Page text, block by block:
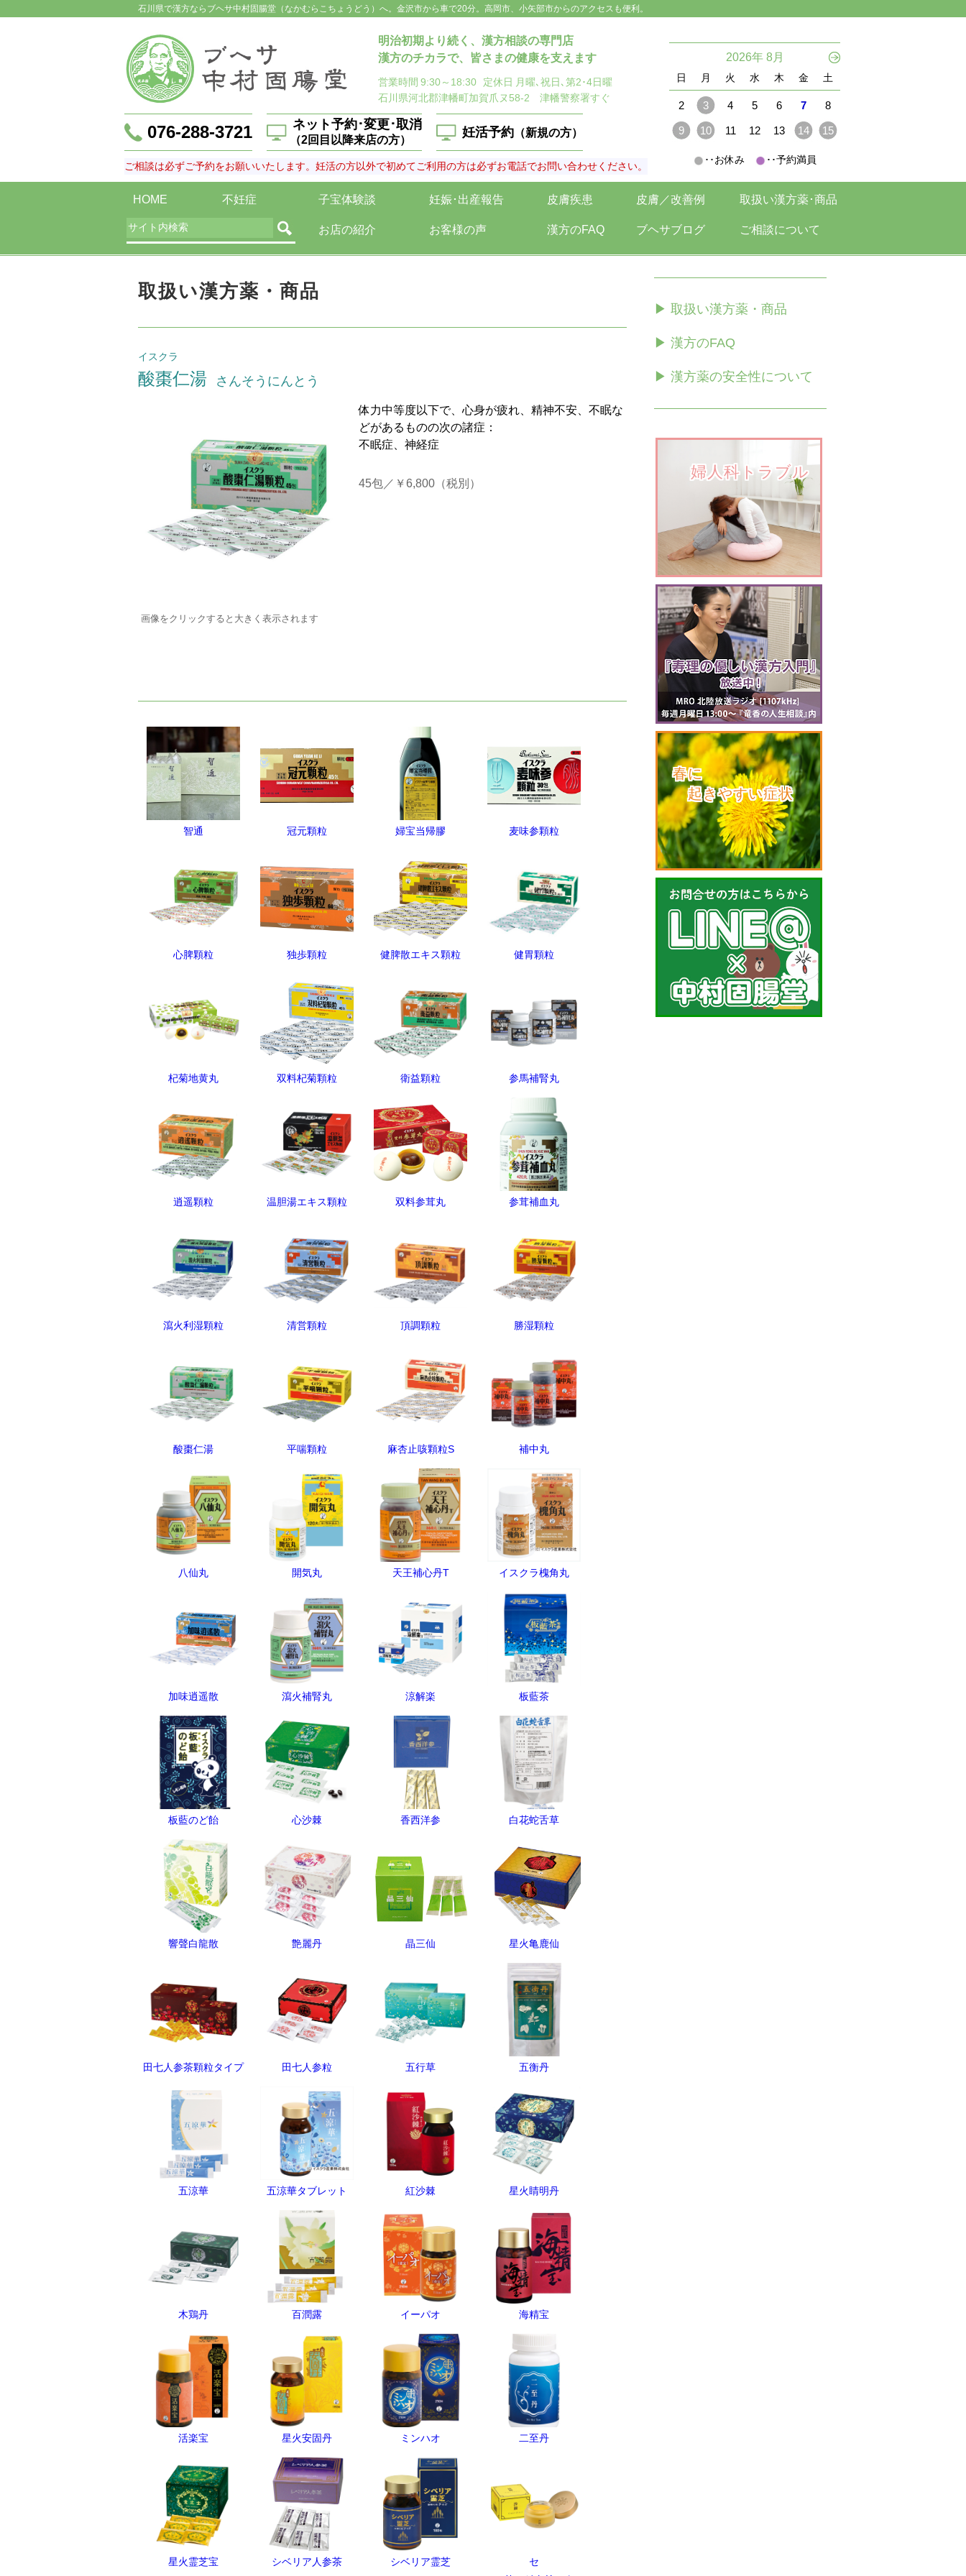
石川県で漢方ならブヘサ中村固腸堂（なかむらこちょうどう）へ。金沢市から車で20分。高岡市、小矢部市からのアクセスも便利。
明治初期より続く、漢方相談の専門店
漢方のチカラで、皆さまの健康を支えます
営業時間 9:30～18:30 定休日 月曜､祝日､第2･4日曜
石川県河北郡津幡町加賀爪ヌ58-2 津幡警察署すぐ
076-288-3721 ネット予約･変更･取消
（2回目以降来店の方）
妊活予約 （新規の方）
ご相談は必ずご予約をお願いいたします。妊活の方以外で初めてご利用の方は必ずお電話でお問い合わせください。
2026年 8月
日 月 火 水 木 金 土
2 3 4 5 6 7 8
9 10 11 12 13 14 15
･･お休み ･･予約満員
HOME 不妊症 子宝体験談 妊娠･出産報告 皮膚疾患 皮膚／改善例 取扱い漢方薬･商品
お店の紹介 お客様の声 漢方のFAQ ブヘサブログ ご相談について
取扱い漢方薬・商品
イスクラ
酸棗仁湯 さんそうにんとう
画像をクリックすると大きく表示されます
体力中等度以下で、心身が疲れ、精神不安、不眠な
どがあるものの次の諸症：
不眠症、神経症
45包／￥6,800（税別）
智通 冠元顆粒 婦宝当帰膠 麦味参顆粒
心脾顆粒 独歩顆粒 健脾散エキス顆粒 健胃顆粒
杞菊地黄丸 双料杞菊顆粒 衛益顆粒 参馬補腎丸
逍遥顆粒 温胆湯エキス顆粒 双料参茸丸 参茸補血丸
瀉火利湿顆粒 清営顆粒 頂調顆粒 勝湿顆粒
酸棗仁湯 平喘顆粒 麻杏止咳顆粒S 補中丸
八仙丸 開気丸 天王補心丹T イスクラ槐角丸
加味逍遥散 瀉火補腎丸 涼解楽 板藍茶
板藍のど飴 心沙棘 香西洋参 白花蛇舌草
響聲白龍散 艶麗丹 晶三仙 星火亀鹿仙
田七人参茶顆粒タイプ 田七人参粒 五行草 五衡丹
五涼華 五涼華タブレット 紅沙棘 星火睛明丹
木鶏丹 百潤露 イーパオ 海精宝
活楽宝 星火安固丹 ミンハオ 二至丹
星火霊芝宝 シベリア人参茶 シベリア霊芝
セ
▶ 取扱い漢方薬・商品
▶ 漢方のFAQ
▶ 漢方薬の安全性について
婦人科トラブル
春に
起きやすい症状